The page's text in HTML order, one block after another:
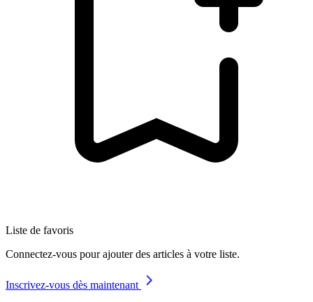
Liste de favoris
Connectez-vous pour ajouter des articles à votre liste.
Inscrivez-vous dès maintenant